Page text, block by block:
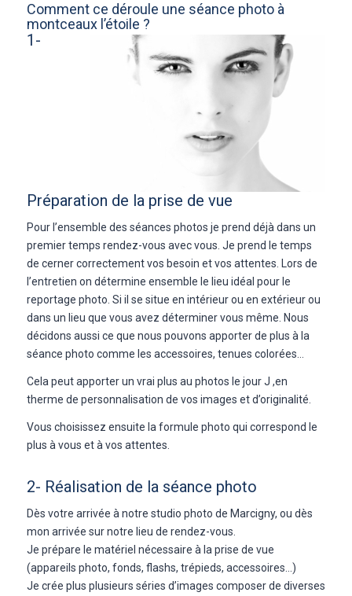
Comment ce déroule une séance photo à
montceaux l’étoile ?
1-
Préparation de la prise de vue
Pour l’ensemble des séances photos je prend déjà dans un
premier temps rendez-vous avec vous. Je prend le temps
de cerner correctement vos besoin et vos attentes. Lors de
l’entretien on détermine ensemble le lieu idéal pour le
reportage photo. Si il se situe en intérieur ou en extérieur ou
dans un lieu que vous avez déterminer vous même. Nous
décidons aussi ce que nous pouvons apporter de plus à la
séance photo comme les accessoires, tenues colorées…
Cela peut apporter un vrai plus au photos le jour J ,en
therme de personnalisation de vos images et d’originalité.
Vous choisissez ensuite la formule photo qui correspond le
plus à vous et à vos attentes.
2- Réalisation de la séance photo
Dès votre arrivée à notre studio photo de Marcigny, ou dès
mon arrivée sur notre lieu de rendez-vous.
Je prépare le matériel nécessaire à la prise de vue
(appareils photo, fonds, flashs, trépieds, accessoires…)
Je crée plus plusieurs séries d’images composer de diverses